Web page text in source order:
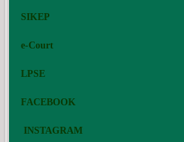
SIKEP
e-Court
LPSE
FACEBOOK
INSTAGRAM